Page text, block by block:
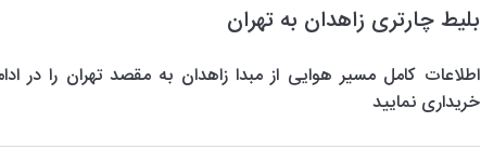
بلیط چارتری زاهدان به تهران
اطلاعات کامل مسیر هوایی از مبدا زاهدان به مقصد تهران را در
خریداری نمایید